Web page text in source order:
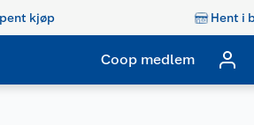
kjøp Hent i
Coop medlem